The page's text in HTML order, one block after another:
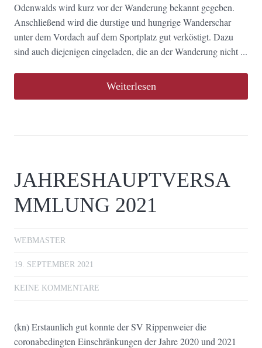
Odenwalds wird kurz vor der Wanderung bekannt gegeben.
Anschließend wird die durstige und hungrige Wanderschar
unter dem Vordach auf dem Sportplatz gut verköstigt. Dazu
sind auch diejenigen eingeladen, die an der Wanderung nicht ...
Weiterlesen
JAHRESHAUPTVERSA
MMLUNG 2021
WEBMASTER
19. SEPTEMBER 2021
KEINE KOMMENTARE
(kn) Erstaunlich gut konnte der SV Rippenweier die
coronabedingten Einschränkungen der Jahre 2020 und 2021